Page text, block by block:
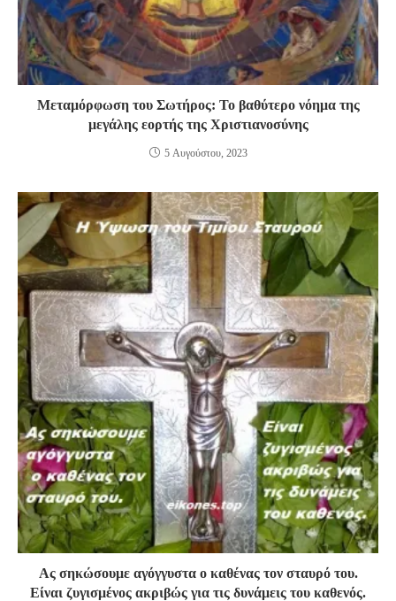
Μεταμόρφωση του Σωτήρος: Το βαθύτερο νόημα της
μεγάλης εορτής της Χριστιανοσύνης
5 Αυγούστου, 2023
Ας σηκώσουμε αγόγγυστα ο καθένας τον σταυρό του.
Είναι ζυγισμένος ακριβώς για τις δυνάμεις του καθενός.